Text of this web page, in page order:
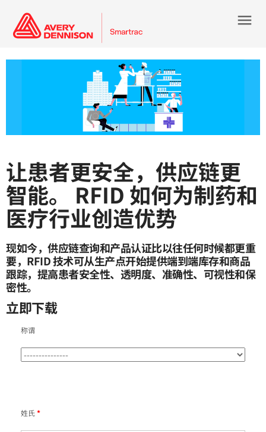
menu
让患者更安全，供应链更
智能。 RFID 如何为制药和
医疗行业创造优势
现如今，供应链查询和产品认证比以往任何时候都更重
要，RFID 技术可从生产点开始提供端到端库存和商品
跟踪，提高患者安全性、透明度、准确性、可视性和保
密性。
立即下载
称谓
姓氏*